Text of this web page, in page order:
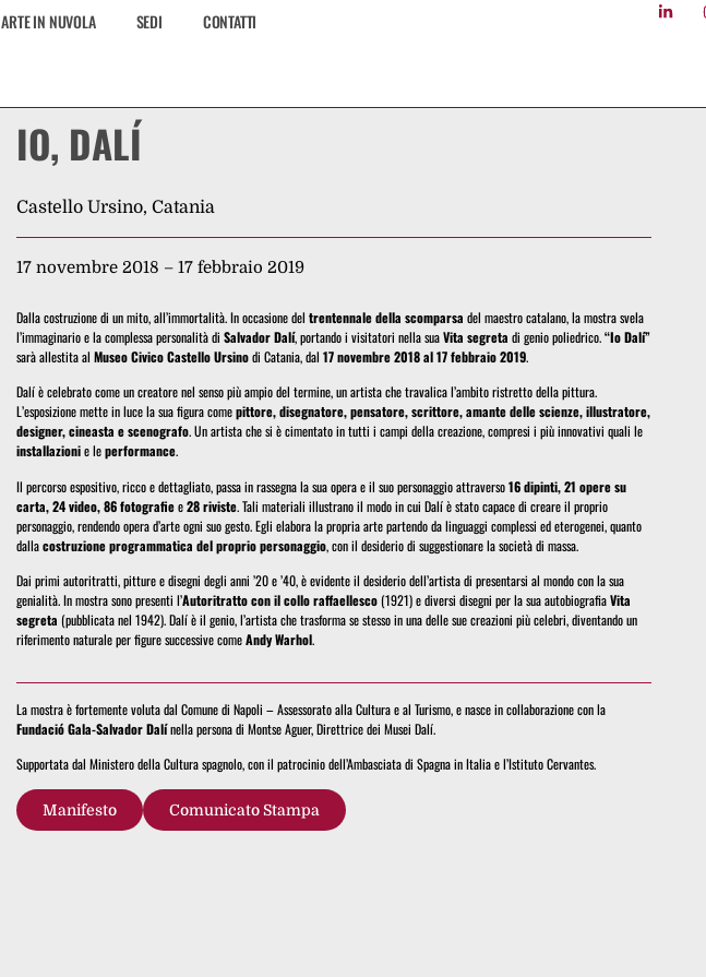
ARTE IN NUVOLA SEDI CONTATTI
IO, DALÍ
Castello Ursino, Catania
17 novembre 2018 – 17 febbraio 2019
Dalla costruzione di un mito, all’immortalità. In occasione del trentennale della scomparsa del maestro catalano, la mostra svela
l’immaginario e la complessa personalità di Salvador Dalí, portando i visitatori nella suaVita segreta di genio poliedrico.“Io Dalí”
sarà allestita al Museo Civico Castello Ursinodi Catania, dal 17 novembre 2018 al 17 febbraio 2019.
Dalí è celebrato come un creatore nel senso più ampio del termine, un artista che travalica l’ambito ristretto della pittura.
L’esposizione mette in luce la sua figura comepittore, disegnatore, pensatore, scrittore, amante delle scienze, illustratore,
designer, cineasta e scenografo. Un artista che si è cimentato in tutti i campi della creazione, compresi i più innovativi quali le
installazionie leperformance.
Il percorso espositivo, ricco e dettagliato, passa in rassegna la sua opera e il suo personaggio attraverso16 dipinti, 21 opere su
carta, 24 video, 86 fotografiee28 riviste. Tali materiali illustrano il modo in cui Dalí è stato capace di creare il proprio
personaggio, rendendo opera d’arte ogni suo gesto. Egli elabora la propria arte partendo da linguaggi complessi ed eterogenei, quanto
dallacostruzione programmatica del proprio personaggio, con il desiderio di suggestionare la società di massa.
Dai primi autoritratti, pitture e disegni degli anni ’20 e ’40, è evidente il desiderio dell’artista di presentarsi al mondo con la sua
genialità. In mostra sono presenti l’Autoritratto con il collo raffaellesco(1921) e diversi disegni per la sua autobiografiaVita
segreta (pubblicata nel 1942). Dalí è il genio, l’artista che trasforma se stesso in una delle sue creazioni più celebri, diventando un
riferimento naturale per figure successive comeAndy Warhol.
La mostra è fortemente voluta dal Comune di Napoli – Assessorato alla Cultura e al Turismo, e nasce in collaborazione con la
Fundació Gala-Salvador Dalínella persona di Montse Aguer, Direttrice dei Musei Dalí.
Supportata dal Ministero della Cultura spagnolo, con il patrocinio dell’Ambasciata di Spagna in Italia e l’Istituto Cervantes.
Manifesto Comunicato Stampa